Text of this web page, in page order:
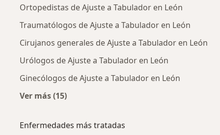
Ortopedistas de Ajuste a Tabulador en León
Traumatólogos de Ajuste a Tabulador en León
Cirujanos generales de Ajuste a Tabulador en León
Urólogos de Ajuste a Tabulador en León
Ginecólogos de Ajuste a Tabulador en León
Ver más (15)
Enfermedades más tratadas